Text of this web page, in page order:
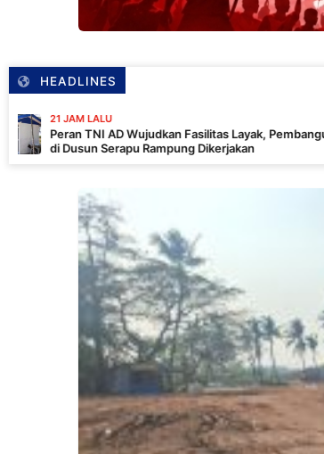
HEADLINES
Wujudkan Fasilitas Layak, Pembangunan MCK
Rampung Dikerjakan